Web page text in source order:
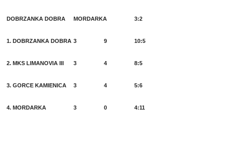
DOBRZANKA DOBRA MORDARKA 3:2
1. DOBRZANKA DOBRA 3 9 10:5
2. MKS LIMANOVIA III 3 4 8:5
3. GORCE KAMIENICA 3 4 5:6
4. MORDARKA 3 0 4:11